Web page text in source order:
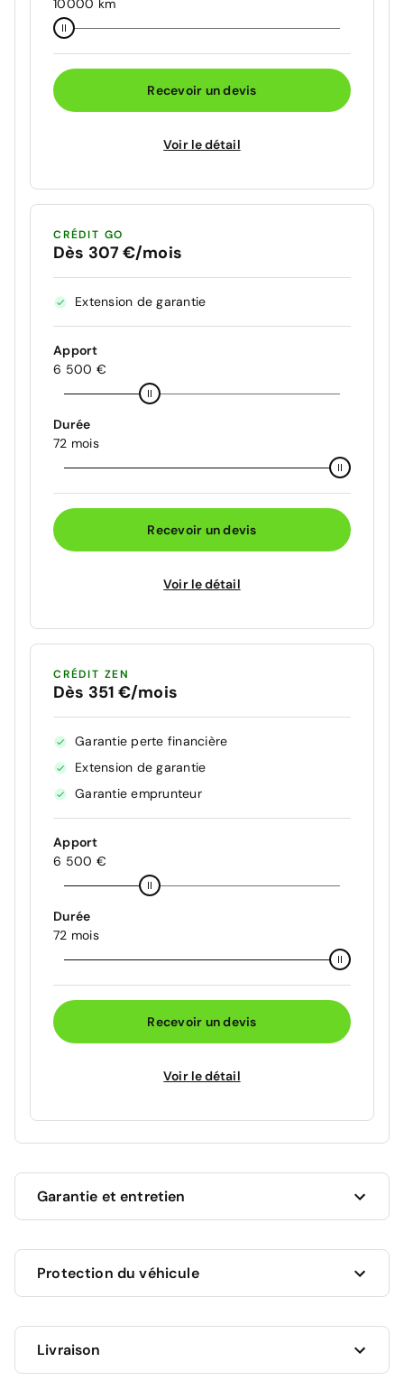
10000 km
Recevoir un devis
Voir le détail
CRÉDIT GO
Dès 307 €/mois
Extension de garantie
Apport
6 500 €
Durée
72 mois
Recevoir un devis
Voir le détail
CRÉDIT ZEN
Dès 351 €/mois
Garantie perte financière
Extension de garantie
Garantie emprunteur
Apport
6 500 €
Durée
72 mois
Recevoir un devis
Voir le détail
Garantie et entretien
mois à compter de la date de livraison.
agenceou appelez-nous au
pour plus
d'informations.
Protection du véhicule
AUCUNE PROTECTION
0 €
Livraison